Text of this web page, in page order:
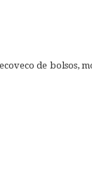
de bolsos,